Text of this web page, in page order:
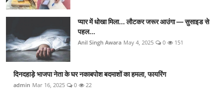
प्यार में धोखा मिला... लौटकर जरूर आउंगा — सुसाइड से
पहल...
Anil Singh Awara May 4, 2025 0 151
दिनदहाड़े भाजपा नेता के घर नकाबपोश बदमाशों का हमला, फायरिंग
admin Mar 16, 2025 0 22